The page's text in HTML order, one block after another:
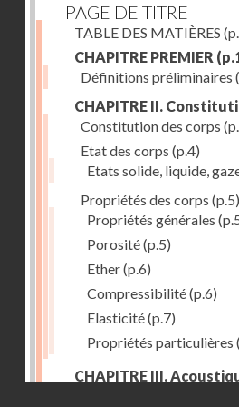
PAGE DE TITRE
TABLE DES MATIÈRES
CHAPITRE PREMIER
Définitions préliminaires
CHAPITRE II.
Constitution des corps
Etat des corps (p.4)
Etats solide, liquide,
Propriétés des corps (p.5)
Propriétés générales
Porosité(p.5)
Ether(p.6)
Compressibilité(p.6)
Elasticité(p.7)
Propriétés particulières
CHAPITRE III.